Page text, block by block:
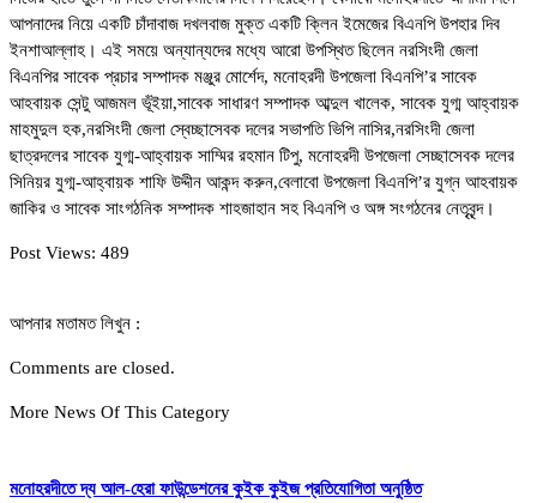
আপনাদের নিয়ে একটি চাঁদাবাজ দখলবাজ মুক্ত একটি ক্লিন ইমেজের বিএনপি উপহার দিব
ইনশাআল্লাহ। এই সময়ে অন্যান্যদের মধ্যে আরো উপস্থিত ছিলেন নরসিংদী জেলা
বিএনপির সাবেক প্রচার সম্পাদক মঞ্জুর মোর্শেদ, মনোহরদী উপজেলা বিএনপি’র সাবেক
আহবায়ক সেন্টু আজমল ভূঁইয়া,সাবেক সাধারণ সম্পাদক আব্দুল খালেক, সাবেক যুগ্ম আহ্বায়ক
মাহমুদুল হক,নরসিংদী জেলা স্বেচ্ছাসেবক দলের সভাপতি ভিপি নাসির,নরসিংদী জেলা
ছাত্রদলের সাবেক যুগ্ম-আহ্বায়ক সাম্মির রহমান টিপু, মনোহরদী উপজেলা সেচ্ছাসেবক দলের
সিনিয়র যুগ্ম-আহ্বায়ক শাফি উদ্দীন আকন্দ করুন,বেলাবো উপজেলা বিএনপি’র যুগ্ন আহবায়ক
জাকির ও সাবেক সাংগঠনিক সম্পাদক শাহজাহান সহ বিএনপি ও অঙ্গ সংগঠনের নেতৃবৃন্দ।
Post Views: 489
আপনার মতামত লিখুন :
Comments are closed.
More News Of This Category
মনোহরদীতে দ্য আল-হেরা ফাউন্ডেশনের কুইক কুইজ প্রতিযোগিতা অনুষ্ঠিত